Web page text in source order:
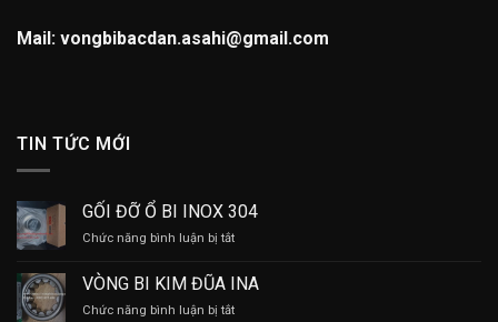
Mail: vongbibacdan.asahi@gmail.com
TIN TỨC MỚI
GỐI ĐỠ Ổ BI INOX 304
Chức năng bình luận bị tắtở
ĐỠ
Ổ
BI
VÒNG BI KIM ĐŨA INA
Chức năng bình luận bị tắtở